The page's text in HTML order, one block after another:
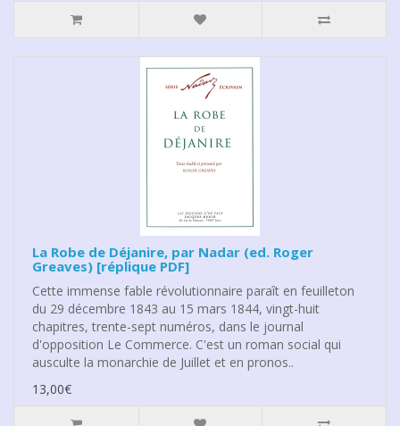
La Robe de Déjanire, par Nadar (ed. Roger
Greaves) [réplique PDF]
Cette immense fable révolutionnaire paraît en feuilleton
du 29 décembre 1843 au 15 mars 1844, vingt-huit
chapitres, trente-sept numéros, dans le journal
d'opposition Le Commerce. C'est un roman social qui
ausculte la monarchie de Juillet et en pronos..
13,00€